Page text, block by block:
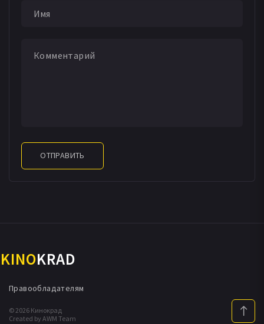
ОТПРАВИТЬ
KINOKRAD
© 2026 Кинокрад
Created by AWM Team
Правообладателям